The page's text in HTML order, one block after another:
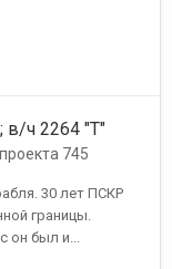
в/ч 2264 "Т"
745
30 лет ПСКР
границы.
он был и...